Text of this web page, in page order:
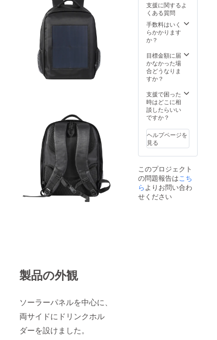
製品の外観
ソーラーパネルを中心に、
両サイドにドリンクホル
ダーを設けました。
支援に関するよ
くある質問
手数料はいく
らかかります
か？
目標金額に届
かなかった場
合どうなりま
すか？
支援で困った
時はどこに相
談したらいい
ですか？
ヘルプページを
見る
このプロジェクト
の問題報告はこち
らよりお問い合わ
せください